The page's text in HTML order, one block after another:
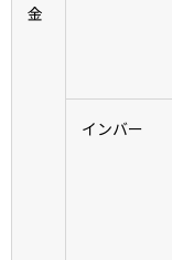
金
インバー